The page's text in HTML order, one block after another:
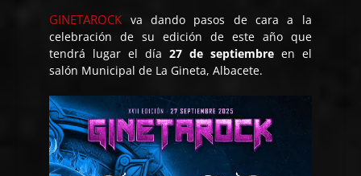
GINETAROCK va dando pasos de cara a la
celebración de su edición de este año que
tendrá lugar el día 27 de septiembreen el
salón Municipal de La Gineta, Albacete.